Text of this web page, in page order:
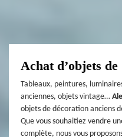
Achat d’objets
Tableaux, peintures,
anciennes, objets vintage…
objets de décoration anciens
Que vous souhaitiez vendre
complète, nous vous